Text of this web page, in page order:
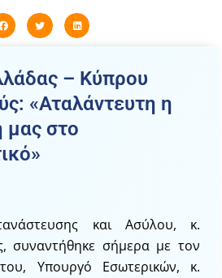
– Κύπρου
«Αταλάντευτη η
μας στο
και Ασύλου, κ.
συναντήθηκε σήμερα με τον
Υπουργό Εσωτερικών, κ.